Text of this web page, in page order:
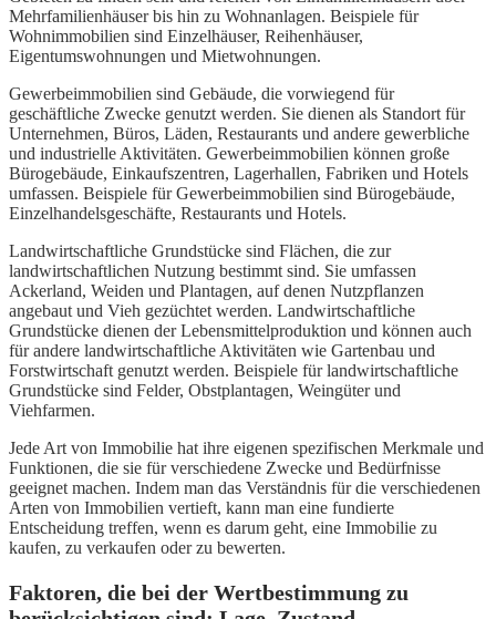
Mehrfamilienhäuser bis hin zu Wohnanlagen. Beispiele für
Wohnimmobilien sind Einzelhäuser, Reihenhäuser,
Eigentumswohnungen und Mietwohnungen.
Gewerbeimmobilien sind Gebäude, die vorwiegend für
geschäftliche Zwecke genutzt werden. Sie dienen als Standort für
Unternehmen, Büros, Läden, Restaurants und andere gewerbliche
und industrielle Aktivitäten. Gewerbeimmobilien können große
Bürogebäude, Einkaufszentren, Lagerhallen, Fabriken und Hotels
umfassen. Beispiele für Gewerbeimmobilien sind Bürogebäude,
Einzelhandelsgeschäfte, Restaurants und Hotels.
Landwirtschaftliche Grundstücke sind Flächen, die zur
landwirtschaftlichen Nutzung bestimmt sind. Sie umfassen
Ackerland, Weiden und Plantagen, auf denen Nutzpflanzen
angebaut und Vieh gezüchtet werden. Landwirtschaftliche
Grundstücke dienen der Lebensmittelproduktion und können auch
für andere landwirtschaftliche Aktivitäten wie Gartenbau und
Forstwirtschaft genutzt werden. Beispiele für landwirtschaftliche
Grundstücke sind Felder, Obstplantagen, Weingüter und
Viehfarmen.
Jede Art von Immobilie hat ihre eigenen spezifischen Merkmale und
Funktionen, die sie für verschiedene Zwecke und Bedürfnisse
geeignet machen. Indem man das Verständnis für die verschiedenen
Arten von Immobilien vertieft, kann man eine fundierte
Entscheidung treffen, wenn es darum geht, eine Immobilie zu
kaufen, zu verkaufen oder zu bewerten.
Faktoren, die bei der Wertbestimmung zu